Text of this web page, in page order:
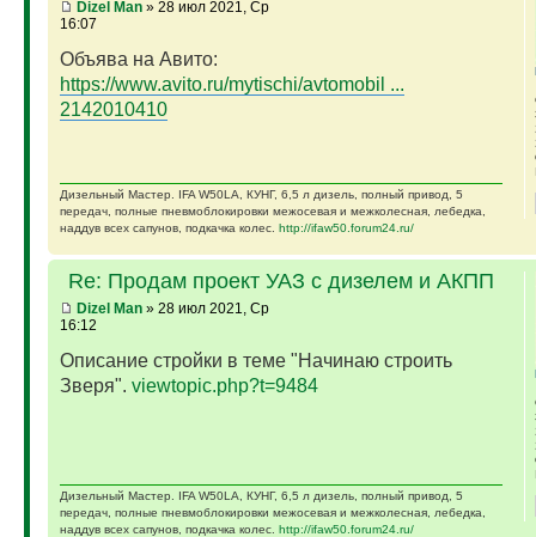
Dizel Man» 28 июл 2021, Ср
16:07
Объява на Авито:
https://www.avito.ru/mytischi/avtomobil ...
2142010410
Дизельный Мастер. IFA W50LA, КУНГ, 6,5 л дизель, полный привод, 5
передач, полные пневмоблокировки межосевая и межколесная, лебедка,
наддув всех сапунов, подкачка колес. http://ifaw50.forum24.ru/
Re: Продам проект УАЗ с дизелем и АКПП
Dizel Man» 28 июл 2021, Ср
16:12
Описание стройки в теме "Начинаю строить
Зверя". viewtopic.php?t=9484
Дизельный Мастер. IFA W50LA, КУНГ, 6,5 л дизель, полный привод, 5
передач, полные пневмоблокировки межосевая и межколесная, лебедка,
наддув всех сапунов, подкачка колес. http://ifaw50.forum24.ru/